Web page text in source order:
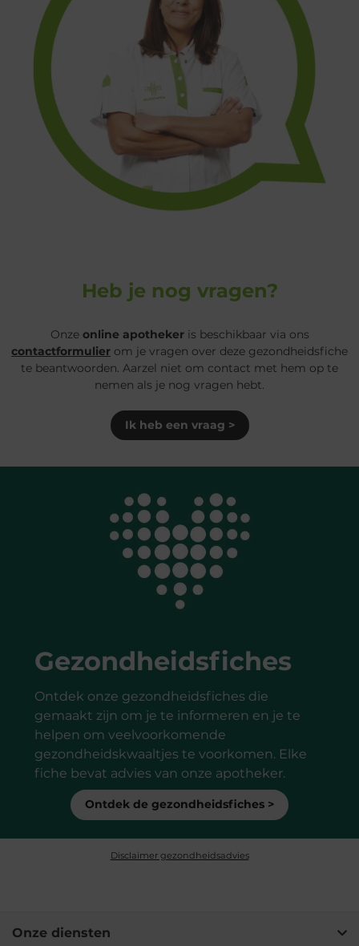
Heb je nog vragen?
Onze online apothekeris beschikbaar via ons
contactformulier om je vragen over deze gezondheidsfiche
te beantwoorden. Aarzel niet om contact met hem op te
nemen als je nog vragen hebt.
Ik heb een vraag >
Gezondheidsfiches
Ontdek onze gezondheidsfiches die
gemaakt zijn om je te informeren en je te
helpen om veelvoorkomende
gezondheidskwaaltjes te voorkomen. Elke
fiche bevat advies van onze apotheker.
Ontdek de gezondheidsfiches >
Disclaimer gezondheidsadvies
Onze diensten